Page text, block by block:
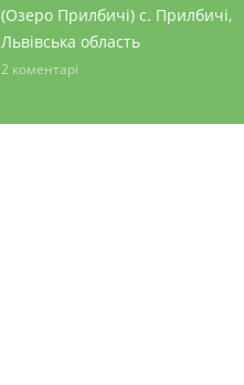
(Озеро Прилбичі) с. Прилбичі,
Львівська область
2 коментарі